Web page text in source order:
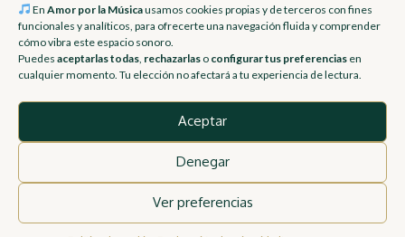
En Amor por la Músicausamos cookies propias y de terceros con fines
funcionales y analíticos, para ofrecerte una navegación fluida y comprender
cómo vibra este espacio sonoro.
Puedes aceptarlas todas rechazarlas o configurar tus preferencias en
cualquier momento. Tu elección no afectará a tu experiencia de lectura.
Aceptar
Denegar
Ver preferencias
Nuestra doble voz
Jose, mi compañero de vida y de proyecto, es músico
profesional y profesor de música. Su vínculo con la
música empezó de niño, en bandas locales, entre
instrumentos, ensayos y escenarios. Toca varios
instrumentos, reinterpreta partituras como si fueran
mapas del alma, y su pasión por enseñar es tan fuerte